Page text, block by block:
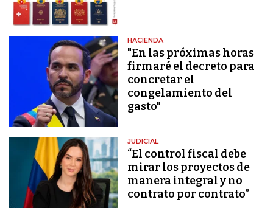
HACIENDA
"En las próximas horas
firmaré el decreto para
concretar el
congelamiento del
gasto"
JUDICIAL
“El control fiscal debe
mirar los proyectos de
manera integral y no
contrato por contrato”